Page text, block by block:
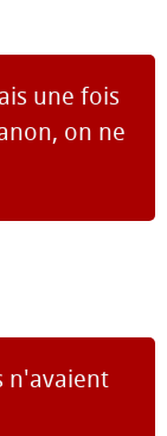
une fois
on ne
n'avaient